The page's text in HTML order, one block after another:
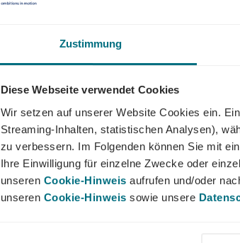
Zustimmung
Diese Webseite verwendet Cookies
Wir setzen auf unserer Website Cookies ein.
Streaming-Inhalten, statistischen Analysen),
zu verbessern. Im Folgenden können Sie mit
Ihre Einwilligung für einzelne Zwecke oder
unseren Cookie-Hinweis aufrufen und/oder
unseren Cookie-Hinweis sowie unsere